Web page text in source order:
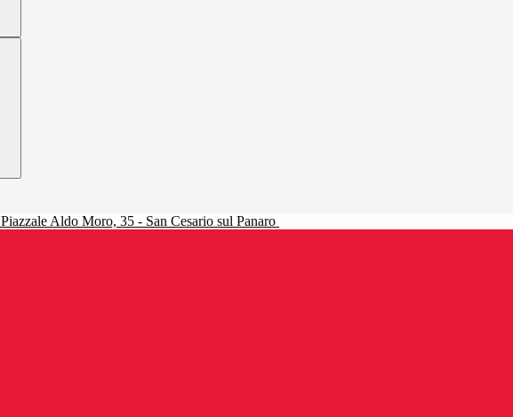
Piazzale Aldo Moro, 35 - San Cesario sul Panaro